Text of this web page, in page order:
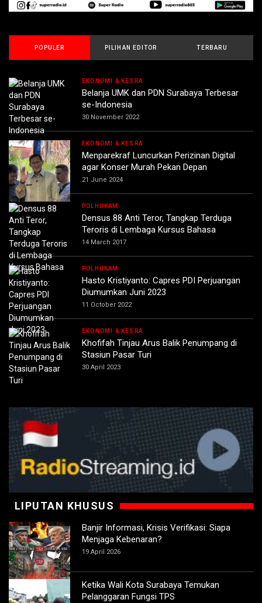
POPULER PILIHAN EDITOR TERBARU
EKONOMI & KESRA
Belanja UMK dan PDN Surabaya Terbesar
se-Indonesia
30 November 2022
EKONOMI & KESRA
Menparekraf Luncurkan Perizinan Digital
agar Konser Murah Pekan Depan
21 June 2024
POLHUKAM
Densus 88 Anti Teror, Tangkap Terduga
Teroris di Lembaga Kursus Bahasa
14 March 2017
POLHUKAM
Hasto Kristiyanto: Capres PDI Perjuangan
Diumumkan Juni 2023
11 October 2022
EKONOMI & KESRA
Khofifah Tinjau Arus Balik Penumpang di
Stasiun Pasar Turi
30 April 2023
LIPUTAN KHUSUS
Banjir Informasi, Krisis Verifikasi: Siapa
Menjaga Kebenaran?
19 April 2026
Ketika Wali Kota Surabaya Temukan
Pelanggaran Fungsi TPS